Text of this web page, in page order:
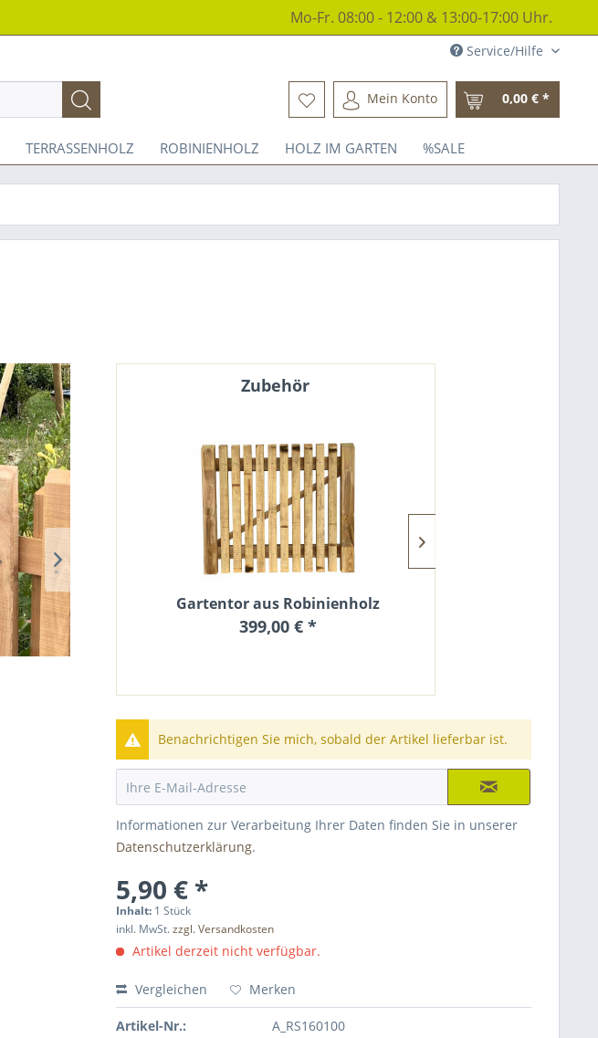
Mo-Fr. 08:00 - 12:00 & 13:00-17:00 Uhr.
Service/Hilfe
Mein Konto 0,00 € *
TERRASSENHOLZ ROBINIENHOLZ HOLZ IM GARTEN %SALE
Zubehör
Gartentor aus Robinienholz
399,00 € *
Benachrichtigen Sie mich, sobald der Artikel lieferbar ist.
Informationen zur Verarbeitung Ihrer Daten finden Sie in unserer
Datenschutzerklärung.
5,90 € *
Inhalt: 1 Stück
inkl. MwSt.zzgl. Versandkosten
Artikel derzeit nicht verfügbar.
Vergleichen Merken
Artikel-Nr.:
A_RS160100